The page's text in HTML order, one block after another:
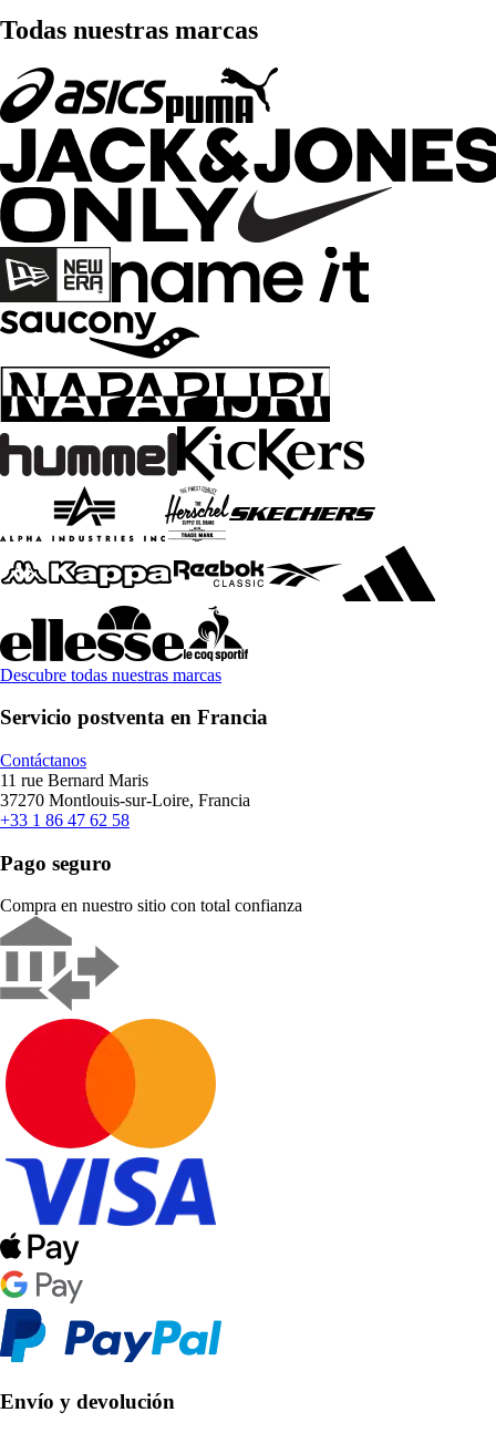
Todas nuestras marcas
Descubre todas nuestras marcas
Servicio postventa en Francia
Contáctanos
11 rue Bernard Maris
37270 Montlouis-sur-Loire, Francia
+33 1 86 47 62 58
Pago seguro
Compra en nuestro sitio con total confianza
Envío y devolución